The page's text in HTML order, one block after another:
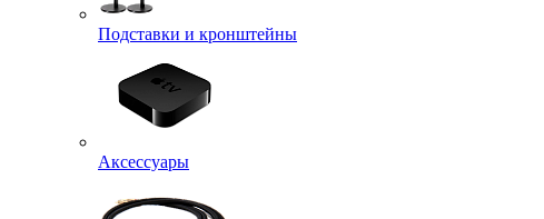
Подставки и кронштейны
Аксессуары